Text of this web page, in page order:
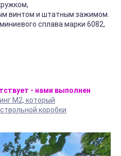
винтом и штатным зажимом.
сплава марки 6082,
- нами выполнен
М2, который
коробки